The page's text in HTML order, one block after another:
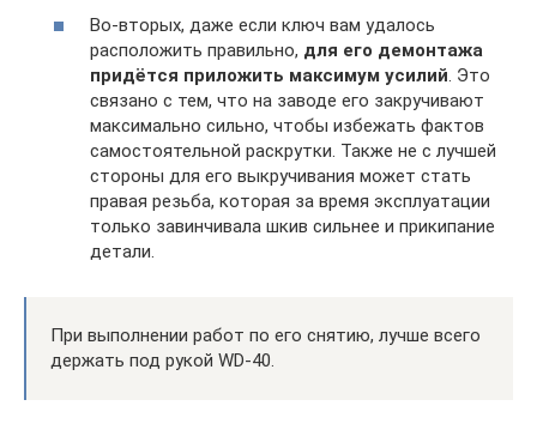
Во-вторых, даже если ключ вам удалось
расположить правильно, для его демонтажа
придётся приложить максимум усилий. Это
связано с тем, что на заводе его закручивают
максимально сильно, чтобы избежать фактов
самостоятельной раскрутки. Также не с лучшей
стороны для его выкручивания может стать
правая резьба, которая за время эксплуатации
только завинчивала шкив сильнее и прикипание
детали.
При выполнении работ по его снятию, лучше всего
держать под рукой WD-40.